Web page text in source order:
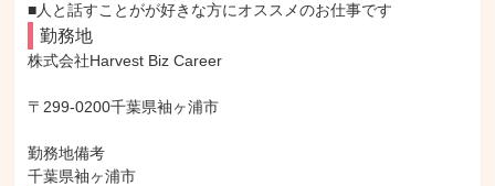
■人と話すことがが好きな方にオススメのお仕事です
勤務地
株式会社Harvest Biz Career
〒299-0200千葉県袖ヶ浦市
勤務地備考
千葉県袖ヶ浦市